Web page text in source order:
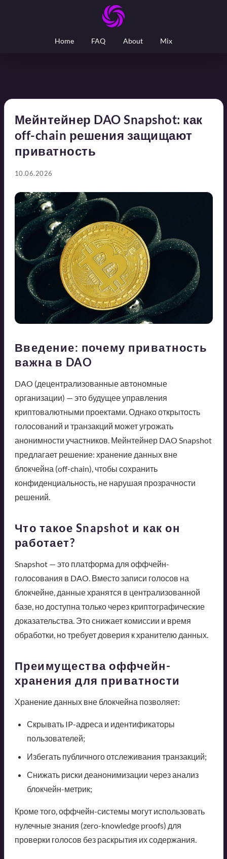
Home FAQ About Mix
Мейнтейнер DAO Snapshot: как
off-chain решения защищают
приватность
10.06.2026
Введение: почему приватность
важна в DAO
DAO (децентрализованные автономные
организации) — это будущее управления
криптовалютными проектами. Однако открытость
голосований и транзакций может угрожать
анонимности участников. Мейнтейнер DAO Snapshot
предлагает решение: хранение данных вне
блокчейна (off-chain), чтобы сохранить
конфиденциальность, не нарушая прозрачности
решений.
Что такое Snapshot и как он
работает?
Snapshot — это платформа для оффчейн-
голосования в DAO. Вместо записи голосов на
блокчейне, данные хранятся в централизованной
базе, но доступна только через криптографические
доказательства. Это снижает комиссии и время
обработки, но требует доверия к хранителю данных.
Преимущества оффчейн-
хранения для приватности
Хранение данных вне блокчейна позволяет:
Скрывать IP-адреса и идентификаторы
пользователей;
Избегать публичного отслеживания транзакций;
Снижать риски деанонимизации через анализ
блокчейн-метрик;
Кроме того, оффчейн-системы могут использовать
нулечные знания (zero-knowledge proofs) для
проверки голосов без раскрытия их содержания.